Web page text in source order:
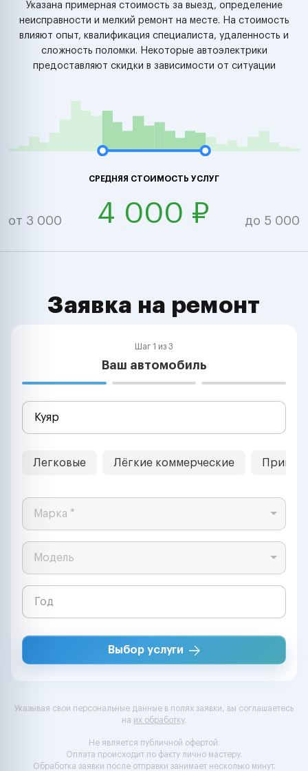
Указана примерная стоимость за выезд, определение
неисправности и мелкий ремонт на месте. На стоимость
влияют опыт, квалификация специалиста, удаленность и
сложность поломки. Некоторые автоэлектрики
предоставляют скидки в зависимости от ситуации
СРЕДНЯЯ СТОИМОСТЬ УСЛУГ
от 3 000 4 000 ₽ до 5 000
Заявка на ремонт
Шаг 1 из 3
Ваш автомобиль
Легковые Лёгкие коммерческие
Марка *
Модель
Выбор услуги
Указывая свои персональные данные в полях заявки, вы соглашаетесь
на их обработку.
Не является публичной офертой.
Оплата происходит по факту лично мастеру.
Обработка заявки после отправки занимает несколько минут.